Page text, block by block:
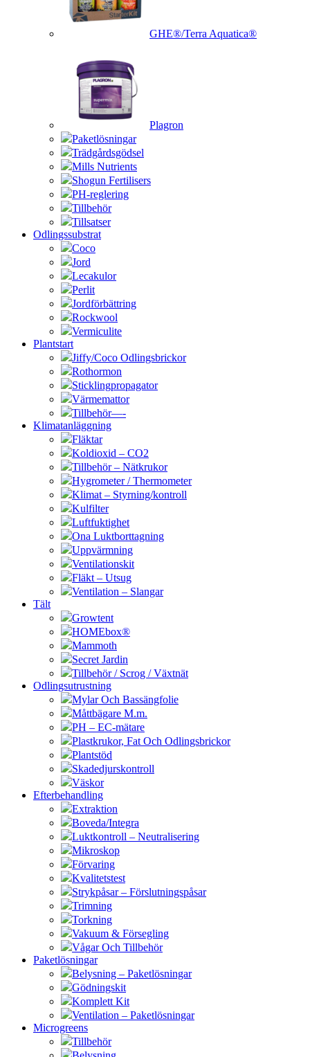
GHE®/Terra Aquatica®
Plagron
Paketlösningar
Trädgårdsgödsel
Mills Nutrients
Shogun Fertilisers
PH-reglering
Tillbehör
Tillsatser
Odlingssubstrat
Coco
Jord
Lecakulor
Perlit
Jordförbättring
Rockwool
Vermiculite
Plantstart
Jiffy/Coco Odlingsbrickor
Rothormon
Sticklingpropagator
Värmemattor
Tillbehör—-
Klimatanläggning
Fläktar
Koldioxid – CO2
Tillbehör – Nätkrukor
Hygrometer / Thermometer
Klimat – Styrning/kontroll
Kulfilter
Luftfuktighet
Ona Luktborttagning
Uppvärmning
Ventilationskit
Fläkt – Utsug
Ventilation – Slangar
Tält
Growtent
HOMEbox®
Mammoth
Secret Jardin
Tillbehör / Scrog / Växtnät
Odlingsutrustning
Mylar Och Bassängfolie
Måttbägare M.m.
PH – EC-mätare
Plastkrukor, Fat Och Odlingsbrickor
Plantstöd
Skadedjurskontroll
Väskor
Efterbehandling
Extraktion
Boveda/Integra
Luktkontroll – Neutralisering
Mikroskop
Förvaring
Kvalitetstest
Strykpåsar – Förslutningspåsar
Trimning
Torkning
Vakuum & Försegling
Vågar Och Tillbehör
Paketlösningar
Belysning – Paketlösningar
Gödningskit
Komplett Kit
Ventilation – Paketlösningar
Microgreens
Tillbehör